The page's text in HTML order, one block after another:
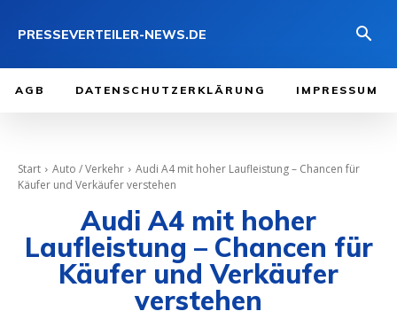
PRESSEVERTEILER-NEWS.DE
AGB DATENSCHUTZERKLÄRUNG IMPRESSUM
Start Auto / Verkehr
Audi A4 mit hoher Laufleistung – Chancen für
Käufer und Verkäufer verstehen
Audi A4 mit hoher
Laufleistung – Chancen für
Käufer und Verkäufer
verstehen